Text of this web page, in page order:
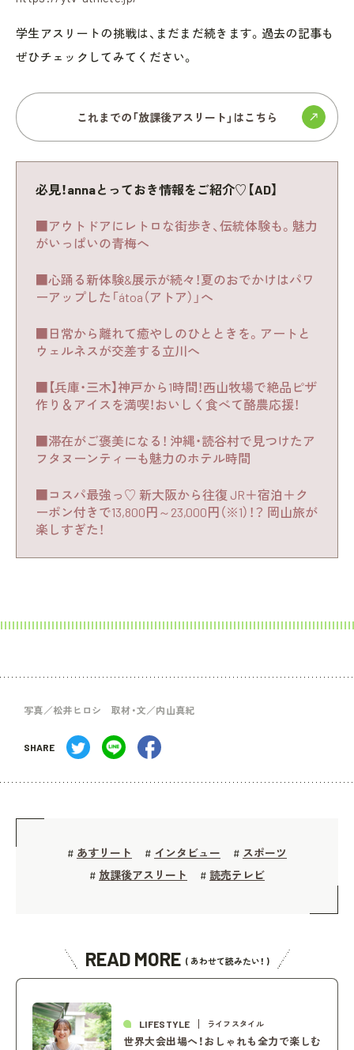
学生アスリートの挑戦は、まだまだ続きます。過去の記事も
ぜひチェックしてみてください。
これまでの「放課後アスリート」はこちら
必見！annaとっておき情報をご紹介♡【AD】
■アウトドアにレトロな街歩き、伝統体験も。魅力
がいっぱいの青梅へ
■心踊る新体験&展示が続々！夏のおでかけはパワ
ーアップした「átoa（アトア）」へ
■日常から離れて癒やしのひとときを。アートと
ウェルネスが交差する立川へ
■【兵庫・三木】神戸から1時間！西山牧場で絶品ピザ
作り＆アイスを満喫！おいしく食べて酪農応援！
■滞在がご褒美になる！ 沖縄・読谷村で見つけたア
フタヌーンティーも魅力のホテル時間
■コスパ最強っ♡ 新大阪から往復 JR＋宿泊＋ク
ーポン付きで13,800円～23,000円（※1）！？ 岡山旅が
楽しすぎた！
写真／松井ヒロシ 取材・文／内山真紀
SHARE
# あすリート # インタビュー # スポーツ
# 放課後アスリート # 読売テレビ
READ MORE ( あわせて読みたい！ )
LIFESTYLE ライフスタイル
世界大会出場へ！おしゃれも全力で楽しむ